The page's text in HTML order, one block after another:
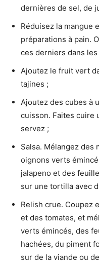
dernières de sel, de
Réduisez la mangue
préparations à pain.
ces derniers dans
Ajoutez le fruit vert
tajines ;
Ajoutez des cubes à
cuisson. Faites cuire
servez ;
Salsa. Mélangez des
oignons verts
jalapeno et des
sur une tortilla avec
Relish crue. Coupez
et des tomates, et
verts émincés, des
hachées, du piment
sur de la viande ou